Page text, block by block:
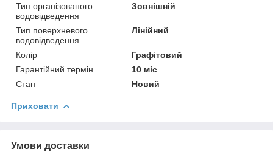
Тип організованого
водовідведення
Зовнішній
Тип поверхневого
водовідведення
Лінійний
Колір
Графітовий
Гарантійний термін
10 міс
Стан
Новий
Приховати
Умови доставки